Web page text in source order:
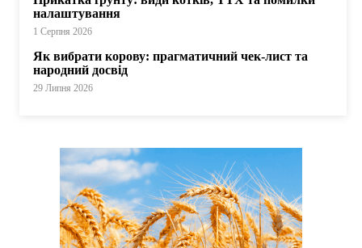
налаштування
1 Серпня 2026
Як вибрати корову: прагматичний чек-лист та
народний досвід
29 Липня 2026